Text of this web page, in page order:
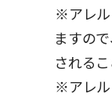
※アレ
ますの
される
※アレ